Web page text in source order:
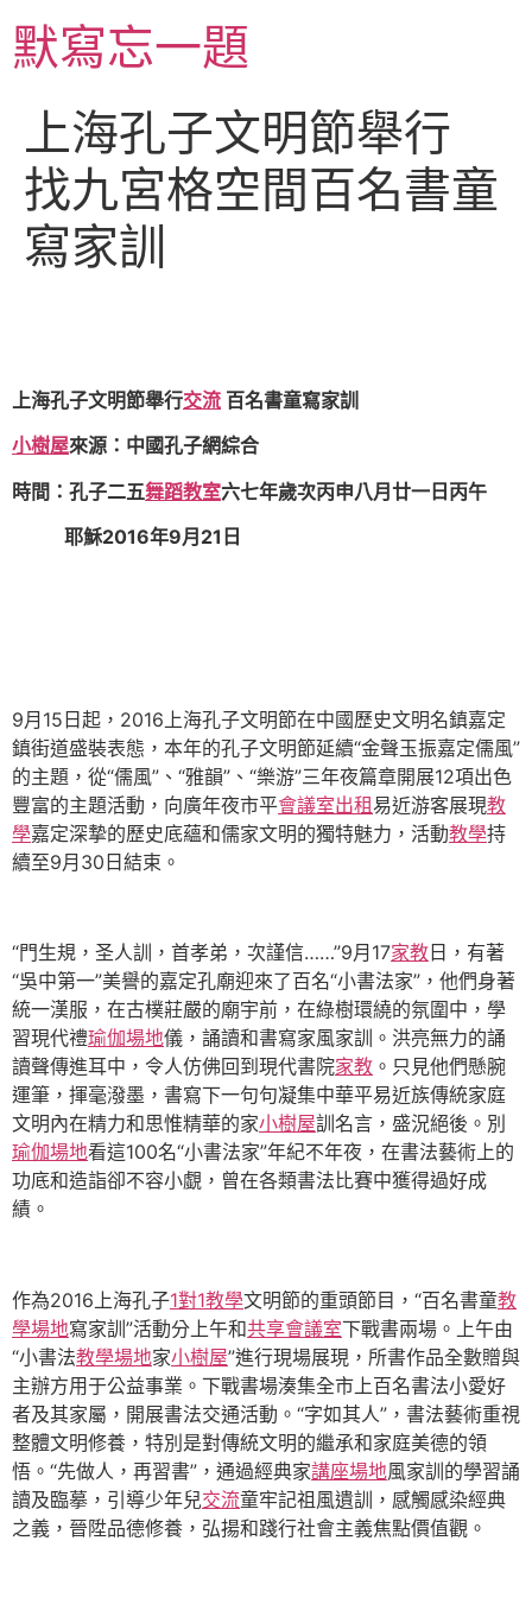
至
主默寫忘一題
上海孔子文明節舉行
找九宮格空間百名書童
寫家訓
上海孔子文明節舉行交流 百名書童寫家訓
小樹屋來源：中國孔子網綜合
時間：孔子二五舞蹈教室六七年歲次丙申八月廿一日丙午
耶穌2016年9月21日
9月15日起，2016上海孔子文明節在中國歷史文明名鎮嘉定
鎮街道盛裝表態，本年的孔子文明節延續“金聲玉振嘉定儒風”
的主題，從“儒風”、“雅韻”、“樂游”三年夜篇章開展12項出色
豐富的主題活動，向廣年夜市平會議室出租易近游客展現教
學嘉定深摯的歷史底蘊和儒家文明的獨特魅力，活動教學持
續至9月30日結束。
“門生規，圣人訓，首孝弟，次謹信……”9月17家教 日，有著
“吳中第一”美譽的嘉定孔廟迎來了百名“小書法家”，他們身著
統一漢服，在古樸莊嚴的廟宇前，在綠樹環繞的氛圍中，學
習現代禮瑜伽場地儀，誦讀和書寫家風家訓。洪亮無力的誦
讀聲傳進耳中，令人仿佛回到現代書院家教 。只見他們懸腕
運筆，揮毫潑墨，書寫下一句句凝集中華平易近族傳統家庭
文明內在精力和思惟精華的家小樹屋訓名言，盛況絕後。別
瑜伽場地看這100名“小書法家”年紀不年夜，在書法藝術上的
功底和造詣卻不容小覷，曾在各類書法比賽中獲得過好成
績。
作為2016上海孔子1對1教學文明節的重頭節目，“百名書童教
學場地寫家訓”活動分上午和共享會議室下戰書兩場。上午由
“小書法教學場地家小樹屋”進行現場展現，所書作品全數贈與
主辦方用于公益事業。下戰書場湊集全市上百名書法小愛好
者及其家屬，開展書法交通活動。“字如其人”，書法藝術重視
整體文明修養，特別是對傳統文明的繼承和家庭美德的領
悟。“先做人，再習書”，通過經典家講座場地風家訓的學習誦
讀及臨摹，引導少年兒交流童牢記祖風遺訓，感觸感染經典
之義，晉陞品德修養，弘揚和踐行社會主義焦點價值觀。